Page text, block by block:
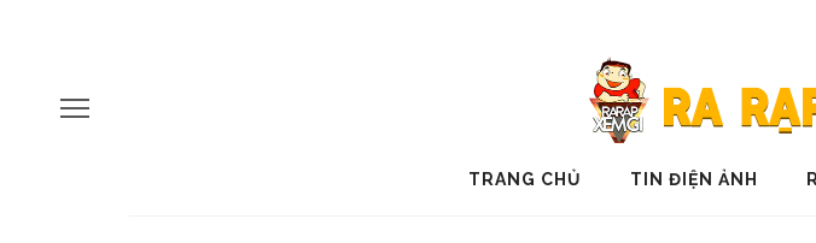
TRANG CHỦ TIN ĐIỆN ẢNH